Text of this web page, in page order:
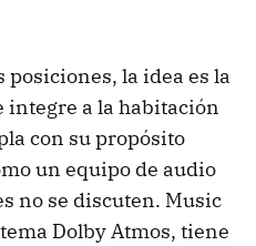
posiciones, la idea es la
integre a la habitación
con su propósito
un equipo de audio
no se discuten. Music
Dolby Atmos, tiene